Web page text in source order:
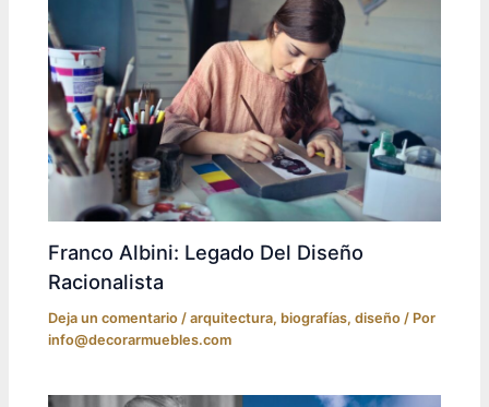
Franco Albini: Legado Del Diseño
Racionalista
Deja un comentario /arquitectura, biografías,diseño / Por
info@decorarmuebles.com